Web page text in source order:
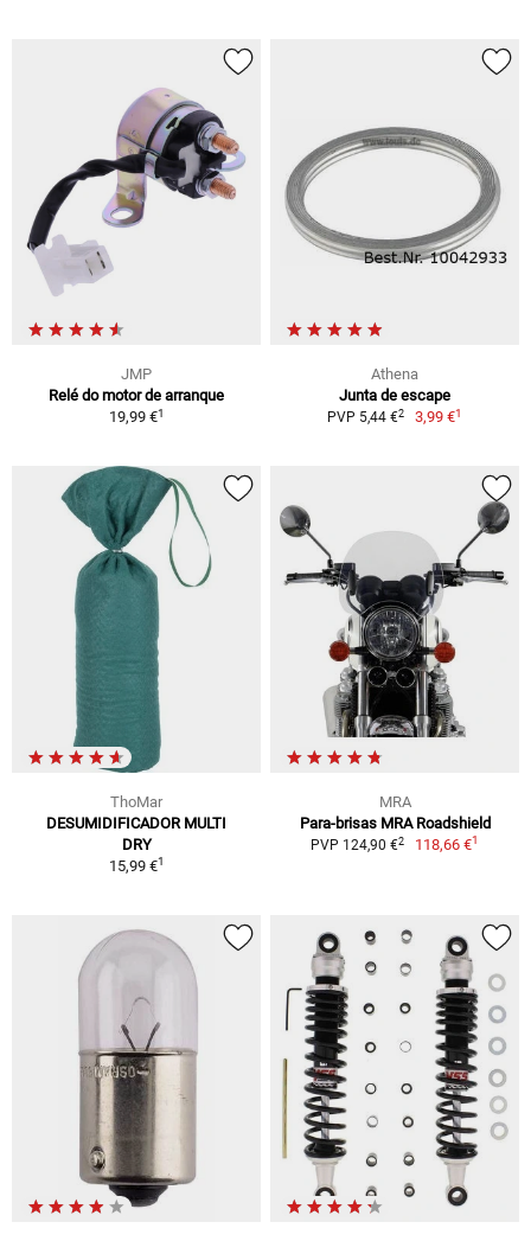
JMP
Relé do motor de arranque
19,99 €1
Athena
Junta de escape
PVP 5,44 €2 3,99 €1
ThoMar
DESUMIDIFICADOR MULTI
DRY
15,99 €1
MRA
Para-brisas MRA Roadshield
PVP 124,90 €2 118,66 €1